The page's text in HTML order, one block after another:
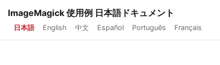
ImageMagick 使用例 日本語ドキュメント
日本語 English 中文 Español Português Français